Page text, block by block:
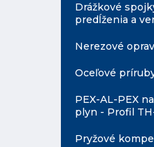
Drážkové
predĺženia a
Nerezové
Oceľové
PEX-AL-PEX
plyn - Profil
Pryžové